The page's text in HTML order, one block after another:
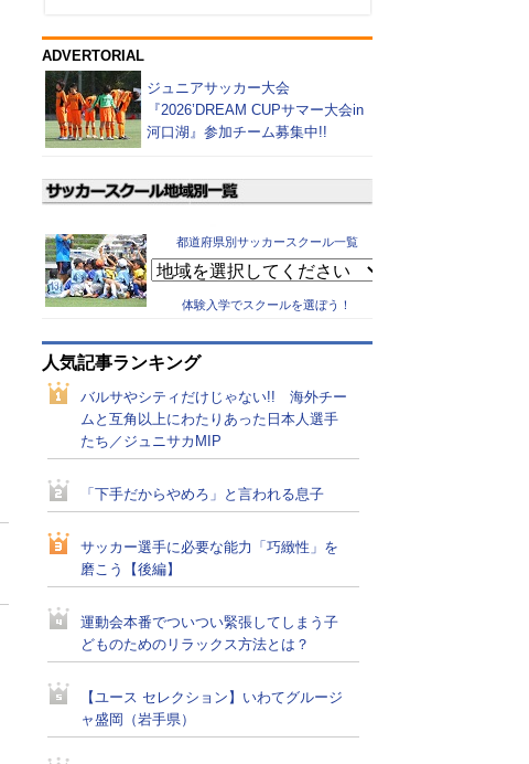
ADVERTORIAL
ジュニアサッカー大会
『2026’DREAM CUPサマー大会in
河口湖』参加チーム募集中!!
都道府県別サッカースクール一覧
体験入学でスクールを選ぼう！
人気記事ランキング
バルサやシティだけじゃない!! 海外チー
ムと互角以上にわたりあった日本人選手
たち／ジュニサカMIP
「下手だからやめろ」と言われる息子
サッカー選手に必要な能力「巧緻性」を
磨こう【後編】
運動会本番でついつい緊張してしまう子
どものためのリラックス方法とは？
【ユース セレクション】いわてグルージ
ャ盛岡（岩手県）